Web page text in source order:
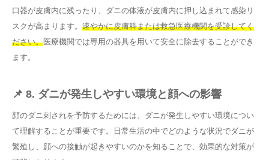
口器が皮膚内に残ったり、ダニの体液が皮膚内に押し込まれて感染リ
スクが高まります。 速やかに皮膚科または救急医療機関を受診してく
ださい。医療機関では専用の器具を用いて安全に除去することができ
ます。
📌 8. ダニが発生しやすい環境と顔への影響
顔のダニ刺されを予防するためには、ダニが発生しやすい環境につい
て理解することが重要です。日常生活の中でどのような状況でダニが
繁殖し、顔への接触が起きやすいのかを知ることで、効果的な対策が